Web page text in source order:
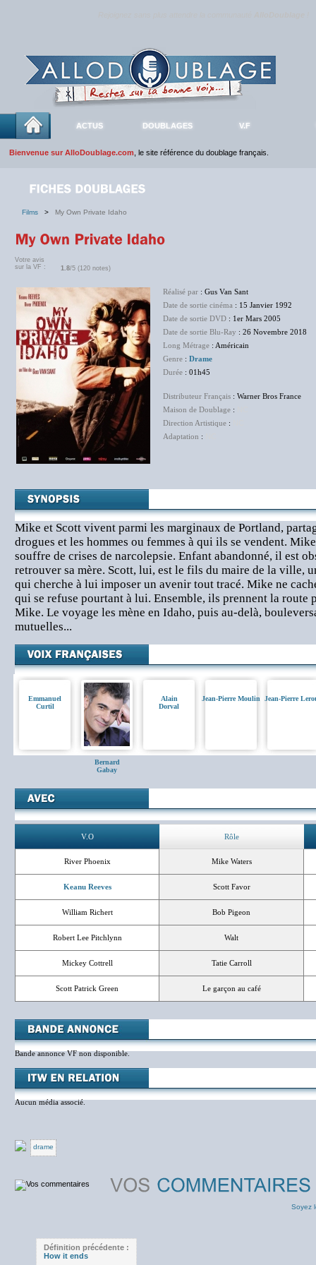
ACTUS DOUBLAGES V.F
Bienvenue sur AlloDoublage.com , le site référence du doublage français.
Films > My Own Private Idaho
Votre avis
sur la VF :
1.8/5 (120 notes)
Réalisé par : Gus Van Sant
Date de sortie cinéma : 15 Janvier 1992
Date de sortie DVD : 1er Mars 2005
Date de sortie Blu-Ray : 26 Novembre 2018
Long Métrage : Américain
Genre : Drame
Durée : 01h45
Distributeur Français : Warner Bros France
Maison de Doublage :
Direction Artistique :
Adaptation :
Mike et Scott vivent parmi les marginaux de Portland,
drogues et les hommes ou femmes à qui ils se vendent.
souffre de crises de narcolepsie. Enfant abandonné, il est
retrouver sa mère. Scott, lui, est le fils du maire de la ville,
qui cherche à lui imposer un avenir tout tracé. Mike ne
qui se refuse pourtant à lui. Ensemble, ils prennent la route
Mike. Le voyage les mène en Idaho, puis au-delà,
mutuelles...
Emmanuel
Curtil
Bernard
Gabay
Alain
Dorval
Jean-Pierre Moulin Jean-Pierre
V.O Rôle
River Phoenix Mike Waters
Keanu Reeves Scott Favor
William Richert Bob Pigeon
Robert Lee Pitchlynn Walt
Mickey Cottrell Tatie Carroll
Scott Patrick Green Le garçon au café
Bande annonce VF non disponible.
Aucun média associé.
drame
Soyez
Définition précédente :
How it ends